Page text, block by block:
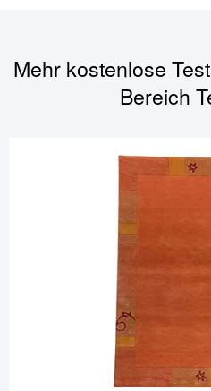
Mehr kostenlose
Bereich